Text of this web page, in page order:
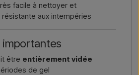
facile à nettoyer et
aux intempéries
importantes
être entièrement vidée
de gel